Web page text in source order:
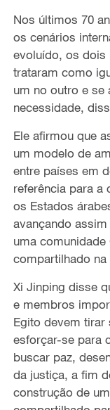
Nos últimos 70
os cenários
evoluído, os dois
trataram como
um no outro e se
necessidade,
Ele afirmou que
um modelo de
entre países em
referência para a
os Estados
avançando
uma
compartilhado na
Xi Jinping disse
e membros
Egito devem tirar
esforçar-se para
buscar paz,
da justiça, a fim
construção de